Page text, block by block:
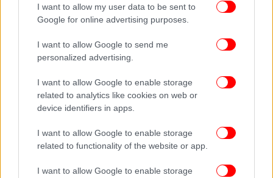
I want to allow my user data to be sent to
Google for online advertising purposes.
I want to allow Google to send me
personalized advertising.
I want to allow Google to enable storage
related to analytics like cookies on web or
device identifiers in apps.
I want to allow Google to enable storage
related to functionality of the website or app.
I want to allow Google to enable storage
νήσο Ψαθούρα,εξέφρασε ο υπουργός Εθνικής
Άμυνας Νίκος Δένδιας.
Με ανάρτησή του, ο κ. Δένδιας αναφέρει:
ταχεία επάνοδο στα καθήκοντά του, στον χειριστή
του μαχητικού αεροσκάφους F-16 της Πολεμικής
Αεροπορίας, το οποίοκατέπεσε σήμερα σε
θαλάσσια περιοχή του Αιγαίου
». Και καταλήγει:
«Συγχαρητήρια σε όσους συμμετείχαν στην επιτυχή